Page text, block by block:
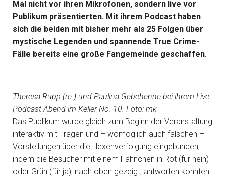
Mal nicht vor ihren Mikrofonen, sondern live vor
Publikum präsentierten. Mit ihrem Podcast haben
sich die beiden mit bisher mehr als 25 Folgen über
mystische Legenden und spannende True Crime-
Fälle bereits eine große Fangemeinde geschaffen.
Theresa Rupp (re.) und Paulina Gebehenne bei ihrem Live
Podcast-Abend im Keller No. 10. Foto: mk
Das Publikum wurde gleich zum Beginn der Veranstaltung
interaktiv mit Fragen und – womöglich auch falschen –
Vorstellungen über die Hexenverfolgung eingebunden,
indem die Besucher mit einem Fähnchen in Rot (für nein)
oder Grün (für ja), nach oben gezeigt, antworten konnten.